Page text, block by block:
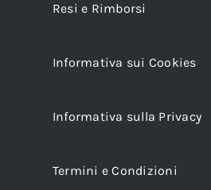
Resi e Rimborsi
Informativa sui Cookies
Informativa sulla Privacy
Termini e Condizioni